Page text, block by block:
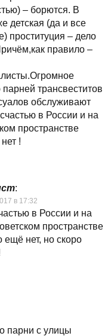
– борются. В
детская (да и все
проституция – дело
правило –
парней трансвеститов
обслуживают
в России и на
пространстве
!
:
в 17:32
в России и на
пространстве
ещё нет, но скоро
парни с улицы